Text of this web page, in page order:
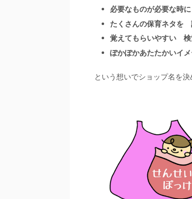
必要なものが必要な時
たくさんの保育ネタを
覚えてもらいやすい
ぽかぽかあたたかいイ
という想いでショップ名を決